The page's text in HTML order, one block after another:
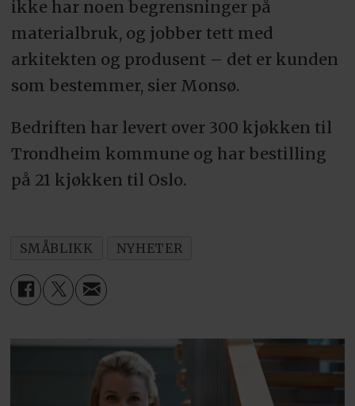
ikke har noen begrensninger på
materialbruk, og jobber tett med
arkitekten og produsent – det er kunden
som bestemmer, sier Monsø.
Bedriften har levert over 300 kjøkken til
Trondheim kommune og har bestilling
på 21 kjøkken til Oslo.
SMÅBLIKK NYHETER